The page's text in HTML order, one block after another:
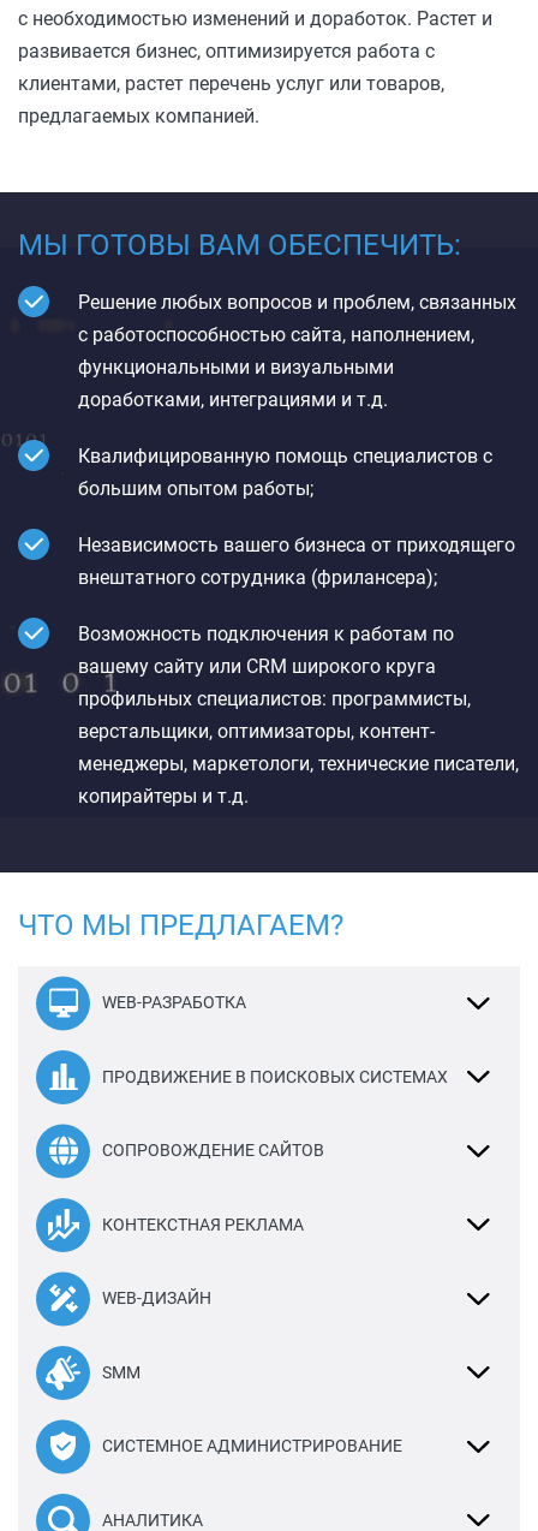
с необходимостью изменений и доработок. Растет и
развивается бизнес, оптимизируется работа с
клиентами, растет перечень услуг или товаров,
предлагаемых компанией.
МЫ ГОТОВЫ ВАМ ОБЕСПЕЧИТЬ:
Решение любых вопросов и проблем, связанных
с работоспособностью сайта, наполнением,
функциональными и визуальными
доработками, интеграциями и т.д.
Квалифицированную помощь специалистов с
большим опытом работы;
Независимость вашего бизнеса от приходящего
внештатного сотрудника (фрилансера);
Возможность подключения к работам по
вашему сайту или CRM широкого круга
профильных специалистов: программисты,
верстальщики, оптимизаторы, контент-
менеджеры, маркетологи, технические писатели,
копирайтеры и т.д.
ЧТО МЫ ПРЕДЛАГАЕМ?
WEB-РАЗРАБОТКА
ПРОДВИЖЕНИЕ В ПОИСКОВЫХ СИСТЕМАХ
СОПРОВОЖДЕНИЕ САЙТОВ
КОНТЕКСТНАЯ РЕКЛАМА
WEB-ДИЗАЙН
SMM
СИСТЕМНОЕ АДМИНИСТРИРОВАНИЕ
АНАЛИТИКА